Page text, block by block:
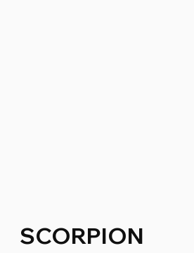
SCORPION